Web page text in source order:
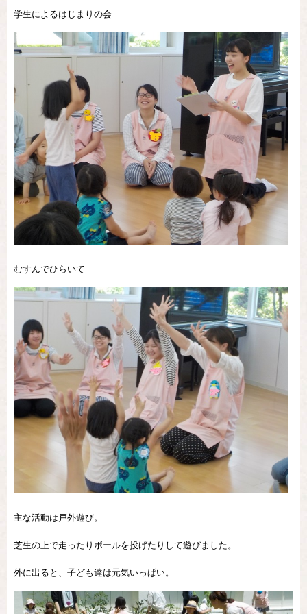
学生によるはじまりの会
むすんでひらいて
主な活動は戸外遊び。
芝生の上で走ったりボールを投げたりして遊びました。
外に出ると、子ども達は元気いっぱい。